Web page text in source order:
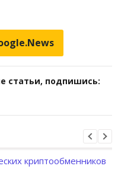
статьи, подпишись: